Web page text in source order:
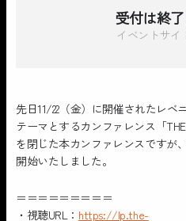
受付は終
イベントサイ
先日11/22（金）に開催されたレベ
テーマとするカンファレンス「
を閉じた本カンファレンスですが
開始いたしました。
＝＝＝＝＝＝＝＝＝
・視聴URL： https://lp.the-